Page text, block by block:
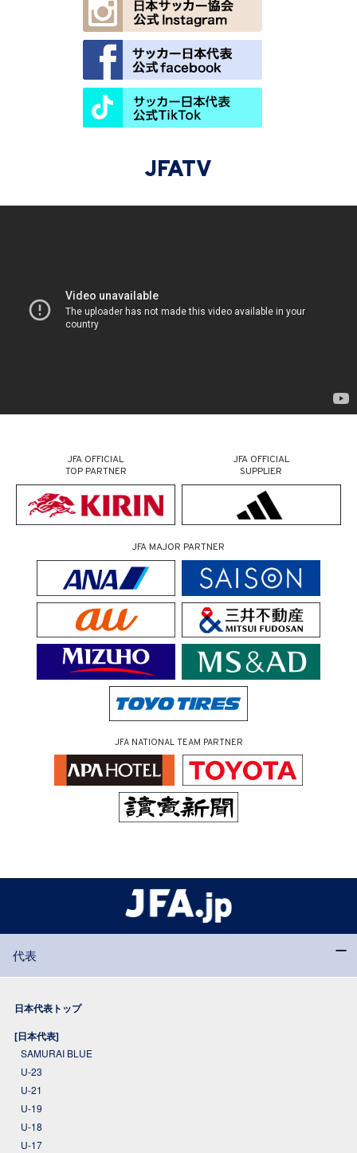
JFATV
JFA OFFICIAL
TOP PARTNER
JFA OFFICIAL
SUPPLIER
JFA MAJOR PARTNER
JFA NATIONAL TEAM PARTNER
代表
日本代表トップ
[日本代表]
SAMURAI BLUE
U-23
U-21
U-19
U-18
U-17